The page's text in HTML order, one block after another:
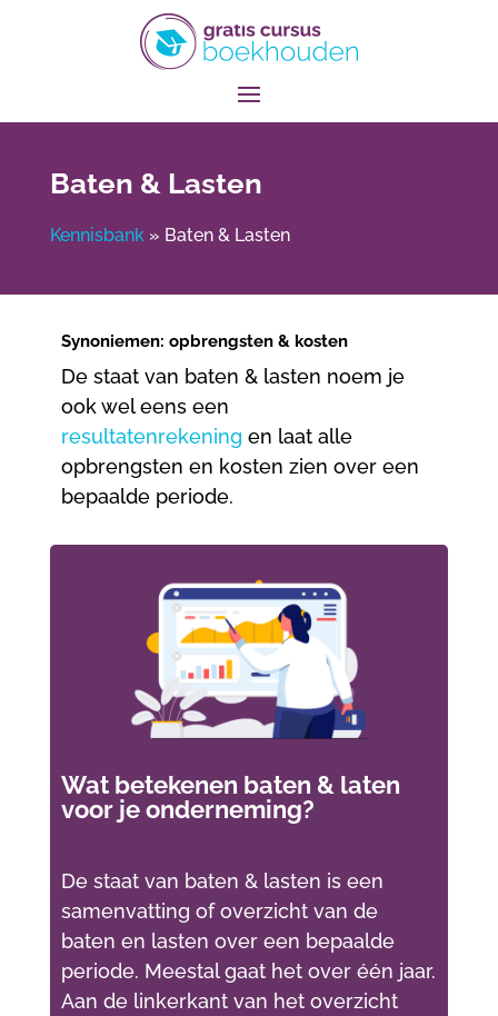
Baten & Lasten
Kennisbank» Baten & Lasten
Synoniemen: opbrengsten & kosten
De staat van baten & lasten noem je
ook wel eens een
resultatenrekening en laat alle
opbrengsten en kosten zien over een
bepaalde periode.
Wat betekenen baten & laten
voor je onderneming?
De staat van baten & lasten is een
samenvatting of overzicht van de
baten en lasten over een bepaalde
periode. Meestal gaat het over één jaar.
Aan de linkerkant van het overzicht